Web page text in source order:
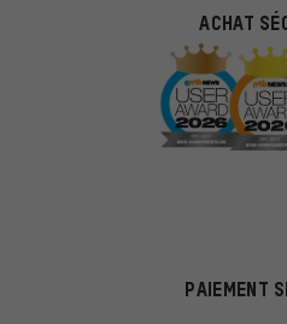
ACHAT
PAIEMENT